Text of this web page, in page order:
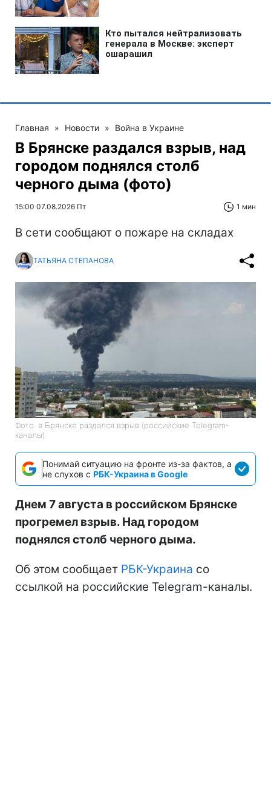
Главная » Новости » Война в Украине
В Брянске раздался взрыв, над
городом поднялся столб
черного дыма (фото)
15:00 07.08.2026 Пт 1 мин
В сети сообщают о пожаре на складах
ТАТЬЯНА СТЕПАНОВА
Фото: в Брянске раздался взрыв (российские Telegram-
каналы)
Понимай ситуацию на фронте из-за фактов, а
не слухов с РБК-Украина в Google
Днем 7 августа в российском Брянске
прогремел взрыв. Над городом
поднялся столб черного дыма.
Об этом сообщает РБК-Украина со
ссылкой на российские Telegram-каналы.